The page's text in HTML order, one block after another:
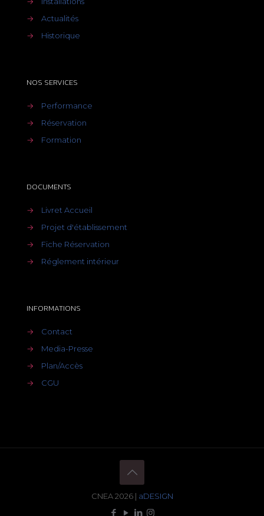
→
Actualités
→
Historique
NOS SERVICES
→
Performance
→
Réservation
→
Formation
DOCUMENTS
→
Livret Accueil
→
Projet d'établissement
→
Fiche Réservation
→
Réglement intérieur
INFORMATIONS
→
Contact
→
Media-Presse
→
Plan/Accès
→
CGU
CNEA 2026 | aDESIGN